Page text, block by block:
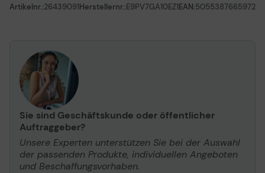
Artikelnr.:26439091Herstellernr.:E9PV7GA10EZ1EAN:5055387665972
Sie sind Geschäftskunde oder öffentlicher
Auftraggeber?
Unsere Experten unterstützen Sie bei der Auswahl
der passenden Produkte, individuellen Angeboten
und Beschaffungsvorhaben.